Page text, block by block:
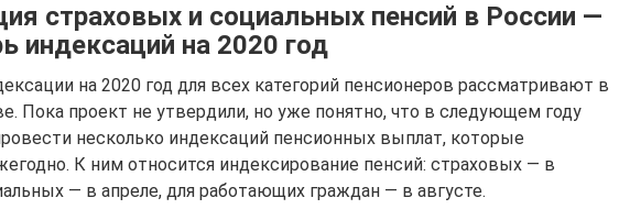
страховых и социальных пенсий в России —
индексаций на 2020 год
на 2020 год для всех категорий пенсионеров рассматривают в
Пока проект не утвердили, но уже понятно, что в следующем году
несколько индексаций пенсионных выплат, которые
К ним относится индексирование пенсий: страховых — в
— в апреле, для работающих граждан — в августе.